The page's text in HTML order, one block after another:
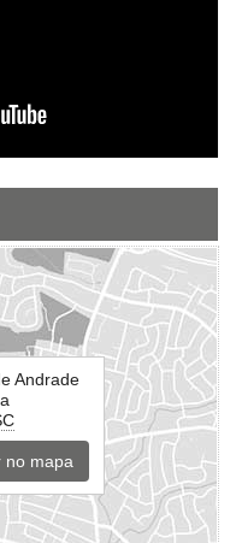
Andrade
no mapa